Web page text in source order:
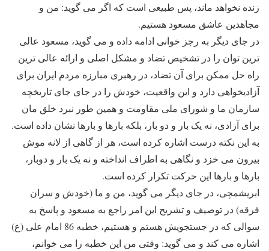
زنده نخواهد ماند، پس طبیعی است که اگر می گوید: من و
مجاهدین عاشق مسعود هستیم.
در جای دیگر به رجز خوانی ادامه داده و می گوید، مسعود عالی
ترین توان را در تشخیص تضاد و مشکل اصلی و ارائه عالی ترین
راه حل ممکن برای آن تضاد، در رهبری مبارزه مردم ایران برای
آزادیخواهی دارد و این واقعیت، خودش را در جای جای تاریخچه
سازمان ما و شورای ملی مقاومت و همین طور نبرد خلق مان
برای آزادی، نه یک بار و دو بار، بلکه بارها و بارها نشان داده است.
به این نکته درست اشاره کرده است، هر از گاهی از لانه موش
بیرون می خزد و نگاهی به اطراف انداخته و نه یک بار و دوبار،
بارها و بارها این حرکت تکرار کرده است.
ابریشمچی، در جای دیگر می گوید، من و ما (خودش و سران
فرقه) در توصیف و تشریح این امر راجع به مسعود و پاسخ به
سوالی که در جستجویش هستم و هستیم، خطبه 86 امام علی (ع)
اشاره می کند و می گوید: وقتی من این خطبه را می خوانم،